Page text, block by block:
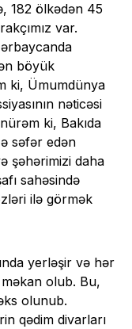
182 ölkədən 45
var.
böyük
ki, Ümumdünya
nəticəsi
ki, Bakıda
səfər edən
şəhərimizi daha
sahəsində
ilə görmək
yerləşir və hər
olub. Bu,
olunub.
qədim divarları